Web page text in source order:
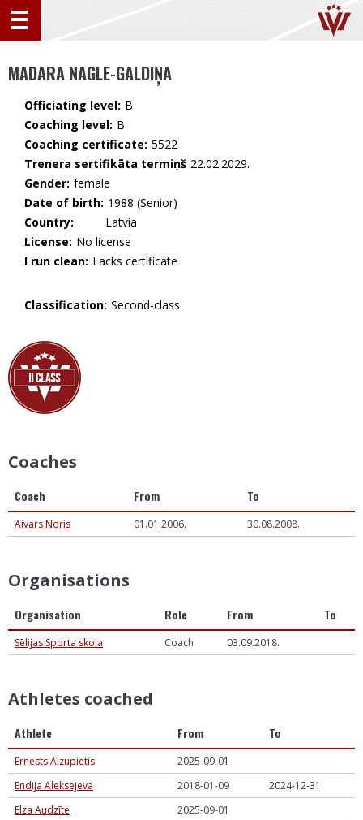
MADARA NAGLE-GALDIŅA
Officiating level: B
Coaching level: B
Coaching certificate: 5522
Trenera sertifikāta termiņš 22.02.2029.
Gender: female
Date of birth: 1988 (Senior)
Country:
🇱🇻 Latvia
License: No license
I run clean: Lacks certificate
Classification: Second-class
Coaches
Coach From To
Aivars Noris 01.01.2006. 30.08.2008.
Organisations
Organisation Role From To
Sēlijas Sporta skola Coach 03.09.2018.
Athletes coached
Athlete From To
Ernests Aizupietis
2025-09-01
Endija Aleksejeva
2018-01-09
2024-12-31
Elza Audzīte
2025-09-01